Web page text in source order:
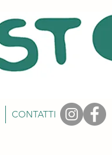
CONTATTI